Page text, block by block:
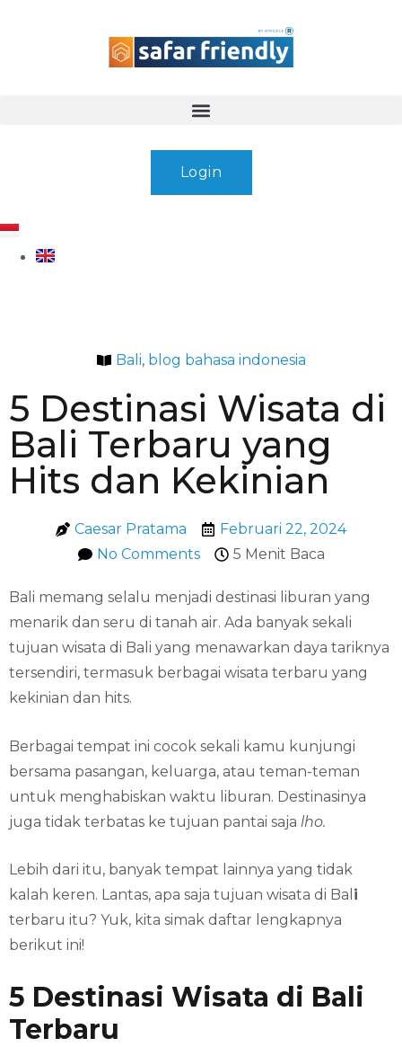
Login
Bali, blog bahasa indonesia
5 Destinasi Wisata di
Bali Terbaru yang
Hits dan Kekinian
Caesar Pratama
Februari 22, 2024
No Comments
5 Menit Baca
Bali memang selalu menjadi destinasi liburan yang
menarik dan seru di tanah air. Ada banyak sekali
tujuan wisata di Bali yang menawarkan daya tariknya
tersendiri, termasuk berbagai wisata terbaru yang
kekinian dan hits.
Berbagai tempat ini cocok sekali kamu kunjungi
bersama pasangan, keluarga, atau teman-teman
untuk menghabiskan waktu liburan. Destinasinya
juga tidak terbatas ke tujuan pantai saja lho.
Lebih dari itu, banyak tempat lainnya yang tidak
kalah keren. Lantas, apa saja tujuan wisata di Bal i
terbaru itu? Yuk, kita simak daftar lengkapnya
berikut ini!
5 Destinasi Wisata di Bali
Terbaru